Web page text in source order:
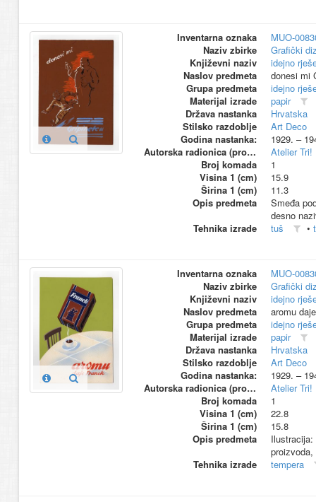
Inventarna oznaka
MUO-
Naziv zbirke
Grafički
Književni naziv
idejno
Naslov predmeta
donesi mi
Grupa predmeta
idejno
Materijal izrade
papir
Država nastanka
Hrvatska
Stilsko razdoblje
Art Deco
Godina nastanka:
1929. –
Autorska radionica (proizvođač)
Atelier Tri!
Broj komada
1
Visina 1 (cm)
15.9
Širina 1 (cm)
11.3
Opis predmeta
Smeđa
desno
Tehnika izrade
tuš •
Inventarna oznaka
MUO-
Naziv zbirke
Grafički
Književni naziv
idejno
Naslov predmeta
aromu
Grupa predmeta
idejno
Materijal izrade
papir
Država nastanka
Hrvatska
Stilsko razdoblje
Art Deco
Godina nastanka:
1929. –
Autorska radionica (proizvođač)
Atelier Tri!
Broj komada
1
Visina 1 (cm)
22.8
Širina 1 (cm)
15.8
Opis predmeta
Tehnika izrade
tempera